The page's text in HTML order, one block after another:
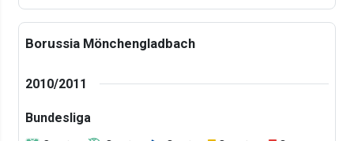
Borussia Mönchengladbach
2010/2011
Bundesliga